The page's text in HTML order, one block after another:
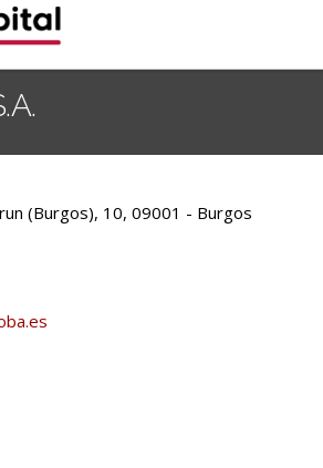
(Burgos), 10, 09001 - Burgos